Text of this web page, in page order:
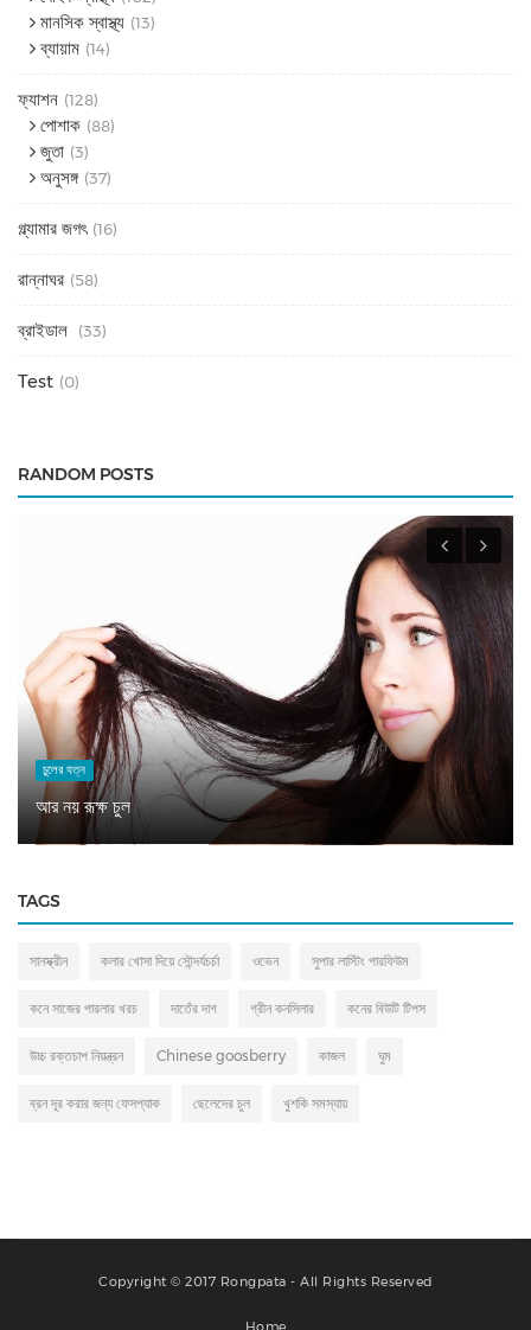
মানসিক স্বাস্থ্য (13)
ব্যায়াম (14)
ফ্যাশন (128)
পোশাক (88)
জুতা (3)
অনুসঙ্গ (37)
গ্ল্যামার জগৎ (16)
রান্নাঘর (58)
ব্রাইডাল (33)
Test (0)
RANDOM POSTS
চুলের যত্ন
আর নয় রূক্ষ চুল
TAGS
সানস্ক্রীন কলার খোসা দিয়ে সৌন্দর্যচর্চা ওভেন সুপার লাস্টিং পারফিউম
কনে সাজের পারলার খরচ দাতেঁর দাগ গ্রীন কনসিলার কনের বিউটি টিপস
উচ্চ রক্তচাপ নিয়ন্ত্রন Chinese goosberry কাজল ঘুম
ব্রন দূর করার জন্য ফেসপ্যাক ছেলেদের চুল খুশকি সমস্যায়
Copyright © 2017 Rongpata - All Rights Reserved